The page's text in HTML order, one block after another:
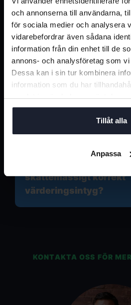
och annonserna till användarna,
för sociala medier och analysera
vidarebefordrar även sådana
information från din enhet till de
annons- och analysföretag som
Dessa kan i sin tur kombinera
information som du har
samlat in när du har använt deras
Tillåt alla
Anpassa
Vad är ett
förmånsbil?
När krävs ett
försäljning av
värderingsintyg?
skattemässigt korrekt
värderingsintyg?
KONTAKTA OSS FÖR